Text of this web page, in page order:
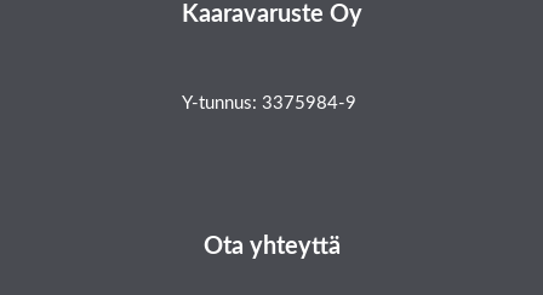
Kaaravaruste Oy
Y-tunnus: 3375984-9
Ota yhteyttä